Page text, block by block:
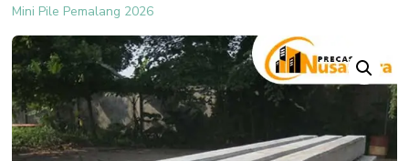
Mini Pile Pemalang 2026